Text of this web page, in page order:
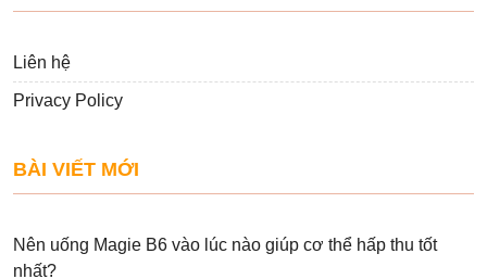
Liên hệ
Privacy Policy
BÀI VIẾT MỚI
Nên uống Magie B6 vào lúc nào giúp cơ thể hấp thu tốt
nhất?